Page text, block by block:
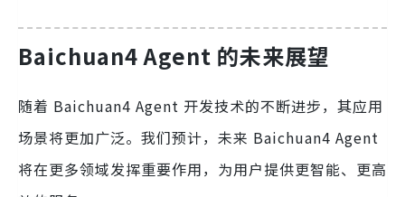
Baichuan4 Agent 的未来展望
随着 Baichuan4 Agent 开发技术的不断进步，其应用
场景将更加广泛。我们预计，未来 Baichuan4 Agent
将在更多领域发挥重要作用，为用户提供更智能、更高